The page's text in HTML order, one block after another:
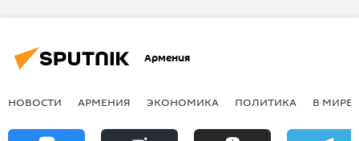
Армения
НОВОСТИ АРМЕНИЯ ЭКОНОМИКА ПОЛИТИКА В МИРЕ